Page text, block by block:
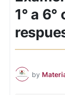
1° a
by